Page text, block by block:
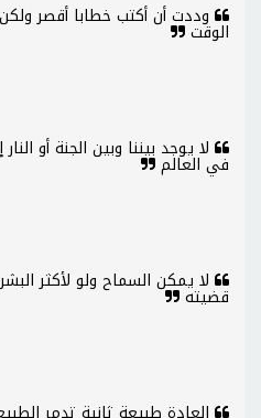
وددت أن أكتب خطابا أقصر
الوقت
لا يوجد بيننا وبين الجنة أو
في العالم
لا يمكن السماح ولو لأكثر
قضيته